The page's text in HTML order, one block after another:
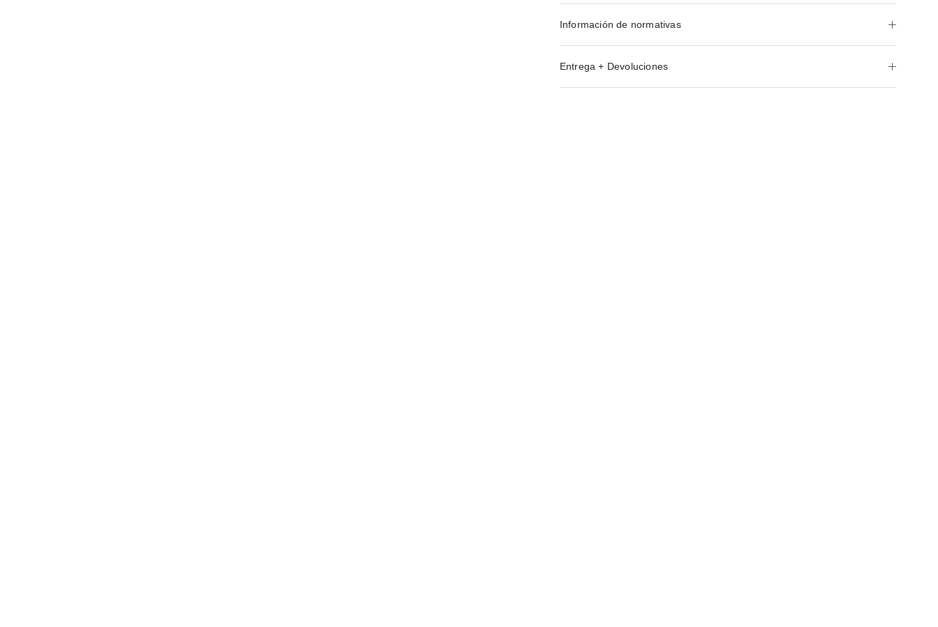
Información de normativas
Entrega + Devoluciones